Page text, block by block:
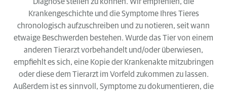
Krankengeschichte und die Symptome Ihres Tieres
chronologisch aufzuschreiben und zu notieren, seit wann
etwaige Beschwerden bestehen. Wurde das Tier von einem
anderen Tierarzt vorbehandelt und/oder überwiesen,
empfiehlt es sich, eine Kopie der Krankenakte mitzubringen
oder diese dem Tierarzt im Vorfeld zukommen zu lassen.
Außerdem ist es sinnvoll, Symptome zu dokumentieren, die